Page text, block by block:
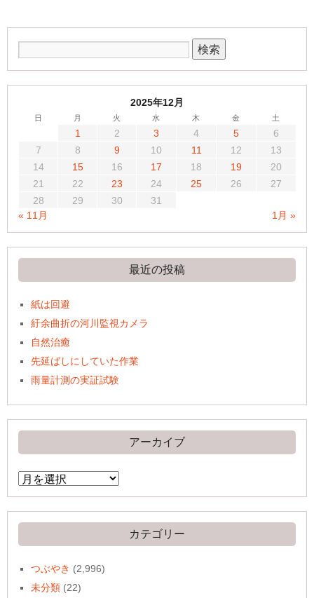
2025年12月
日 月 火 水 木 金 土
1 2 3 4 5
6
7
8 9 10 11 12
13
14
15 16 17 18 19
20
21
22 23 24 25 26
27
28
29 30
31
« 11月
1月 »
最近の投稿
紙は回避
紆余曲折の河川監視カメラ
自然治癒
先延ばしにしていた作業
雨量計測の実証試験
アーカイブ
ア
ー
イ
ブ
カテゴリー
つぶやき (2,996)
未分類 (22)